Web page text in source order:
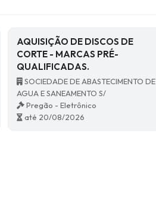
AQUISIÇÃO DE DISCOS DE
CORTE - MARCAS PRÉ-
QUALIFICADAS.
SOCIEDADE DE ABASTECIMENTO DE
AGUA E SANEAMENTO S/
Pregão - Eletrônico
até 20/08/2026